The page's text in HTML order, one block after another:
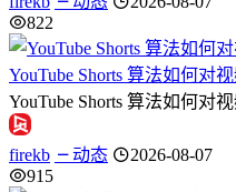
822
YouTube Shorts 算法如何对
YouTube Shorts 算法如何对
firekb 动态
2026-08-07
915